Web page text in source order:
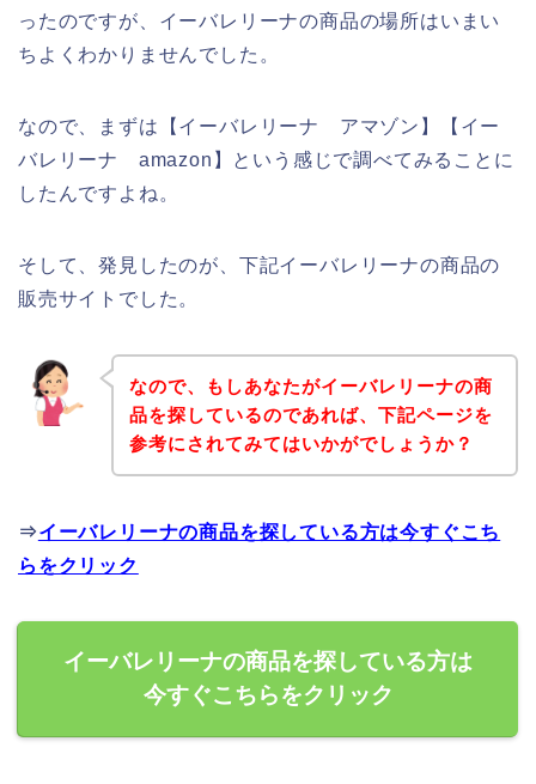
ったのですが、イーバレリーナの商品の場所はいまい
ちよくわかりませんでした。
なので、まずは【イーバレリーナ アマゾン】【イー
バレリーナ amazon】という感じで調べてみることに
したんですよね。
そして、発見したのが、下記イーバレリーナの商品の
販売サイトでした。
なので、もしあなたがイーバレリーナの商
品を探しているのであれば、下記ページを
参考にされてみてはいかがでしょうか？
⇒イーバレリーナの商品を探している方は今すぐこち
らをクリック
イーバレリーナの商品を探している方は
今すぐこちらをクリック